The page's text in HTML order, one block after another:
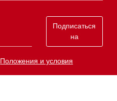
Подписаться
на
Положения и условия